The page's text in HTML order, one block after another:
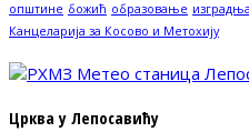
општине божић образовање изградња
Канцеларија за Косово и Метохију
Црква у Лепосавићу